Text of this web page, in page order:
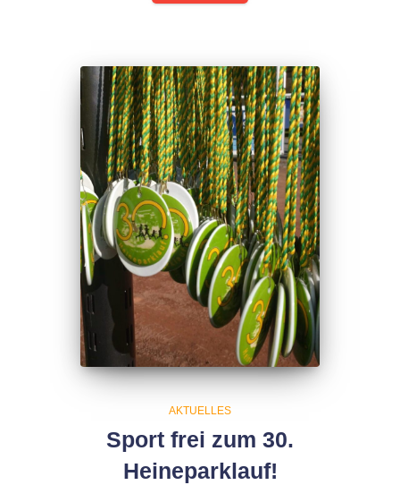
AKTUELLES
Sport frei zum 30.
Heineparklauf!